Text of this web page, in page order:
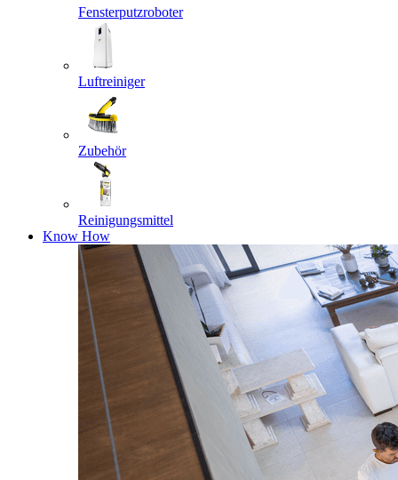
Fensterputzroboter
Luftreiniger
Zubehör
Reinigungsmittel
Know How